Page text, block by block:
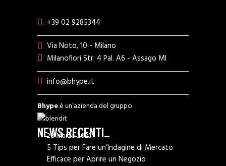
+39 02 9285344
Via Noto, 10 - Milano
Milanofiori Str. 4 Pal. A6 - Assago MI
info@bhype.it
Bhypeè un’azienda del gruppo
NEWS RECENTI_
28 Marzo 2025
5 Tips per Fare un’Indagine di Mercato
Efficace per Aprire un Negozio